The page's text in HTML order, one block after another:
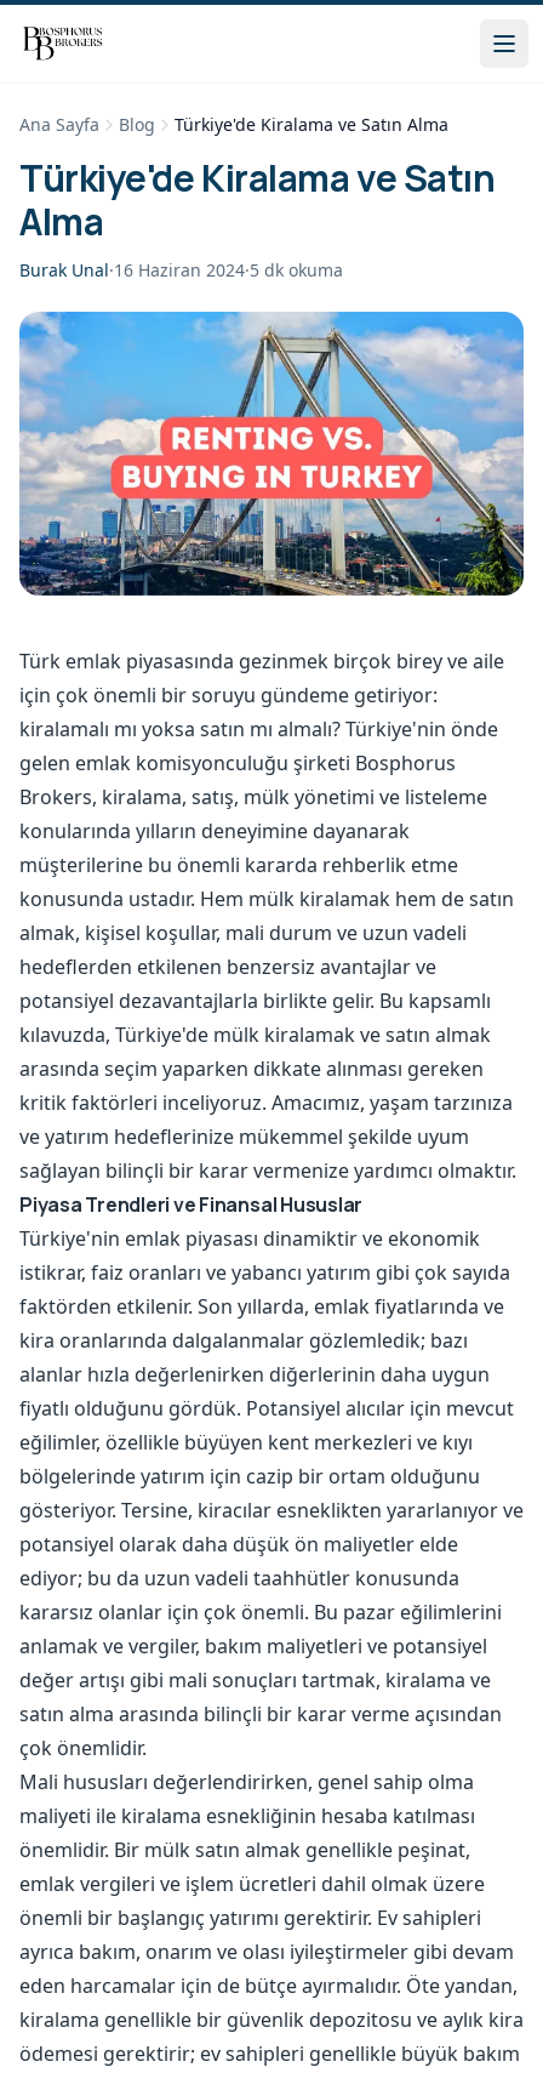
Ana Sayfa Blog Türkiye'de Kiralama ve Satın Alma
Türkiye'de Kiralama ve Satın
Alma
Burak Unal·16 Haziran 2024·5 dk okuma
Türk emlak piyasasında gezinmek birçok birey ve aile
için çok önemli bir soruyu gündeme getiriyor:
kiralamalı mı yoksa satın mı almalı? Türkiye'nin önde
gelen emlak komisyonculuğu şirketi Bosphorus
Brokers, kiralama, satış, mülk yönetimi ve listeleme
konularında yılların deneyimine dayanarak
müşterilerine bu önemli kararda rehberlik etme
konusunda ustadır. Hem mülk kiralamak hem de satın
almak, kişisel koşullar, mali durum ve uzun vadeli
hedeflerden etkilenen benzersiz avantajlar ve
potansiyel dezavantajlarla birlikte gelir. Bu kapsamlı
kılavuzda, Türkiye'de mülk kiralamak ve satın almak
arasında seçim yaparken dikkate alınması gereken
kritik faktörleri inceliyoruz. Amacımız, yaşam tarzınıza
ve yatırım hedeflerinize mükemmel şekilde uyum
sağlayan bilinçli bir karar vermenize yardımcı olmaktır.
Piyasa Trendleri ve Finansal Hususlar
Türkiye'nin emlak piyasası dinamiktir ve ekonomik
istikrar, faiz oranları ve yabancı yatırım gibi çok sayıda
faktörden etkilenir. Son yıllarda, emlak fiyatlarında ve
kira oranlarında dalgalanmalar gözlemledik; bazı
alanlar hızla değerlenirken diğerlerinin daha uygun
fiyatlı olduğunu gördük. Potansiyel alıcılar için mevcut
eğilimler, özellikle büyüyen kent merkezleri ve kıyı
bölgelerinde yatırım için cazip bir ortam olduğunu
gösteriyor. Tersine, kiracılar esneklikten yararlanıyor ve
potansiyel olarak daha düşük ön maliyetler elde
ediyor; bu da uzun vadeli taahhütler konusunda
kararsız olanlar için çok önemli. Bu pazar eğilimlerini
anlamak ve vergiler, bakım maliyetleri ve potansiyel
değer artışı gibi mali sonuçları tartmak, kiralama ve
satın alma arasında bilinçli bir karar verme açısından
çok önemlidir.
Mali hususları değerlendirirken, genel sahip olma
maliyeti ile kiralama esnekliğinin hesaba katılması
önemlidir. Bir mülk satın almak genellikle peşinat,
emlak vergileri ve işlem ücretleri dahil olmak üzere
önemli bir başlangıç ​​yatırımı gerektirir. Ev sahipleri
ayrıca bakım, onarım ve olası iyileştirmeler gibi devam
eden harcamalar için de bütçe ayırmalıdır. Öte yandan,
kiralama genellikle bir güvenlik depozitosu ve aylık kira
ödemesi gerektirir; ev sahipleri genellikle büyük bakım